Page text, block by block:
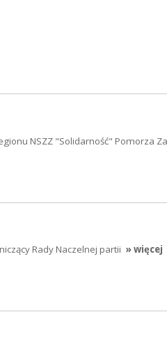
NSZZ "Solidarność" Pomorza
Rady Naczelnej partii » więcej